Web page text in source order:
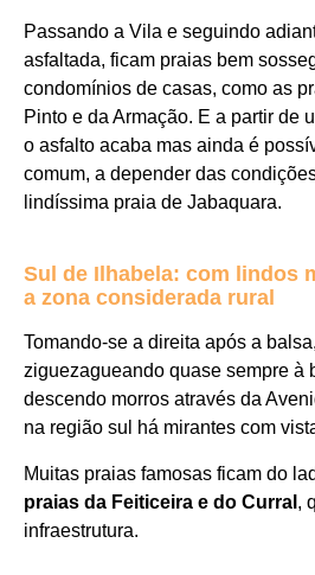
Passando a Vila e seguindo
asfaltada, ficam praias bem
condomínios de casas, como as
Pinto e da Armação. E a partir de
o asfalto acaba mas ainda é
comum, a depender das
lindíssima praia de Jabaquara.
Sul de Ilhabela: com lindos
a zona considerada rural
Tomando-se a direita após a
ziguezagueando quase sempre à
descendo morros através da
na região sul há mirantes com
Muitas praias famosas ficam do
praias da Feiticeira e do Curral ,
infraestrutura.